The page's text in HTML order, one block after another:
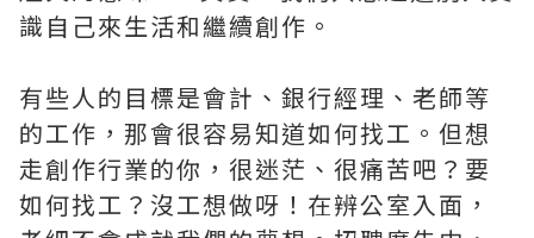
識自己來生活和繼續創作。
有些人的目標是會計、銀行經理、老師等
的工作，那會很容易知道如何找工。但想
走創作行業的你，很迷茫、很痛苦吧？要
如何找工？沒工想做呀！在辨公室入面，